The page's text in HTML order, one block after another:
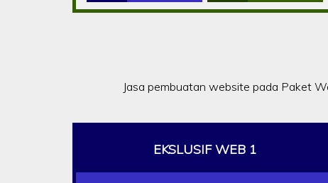
Jasa pembuatan website pada Paket
EKSLUSIF WEB 1